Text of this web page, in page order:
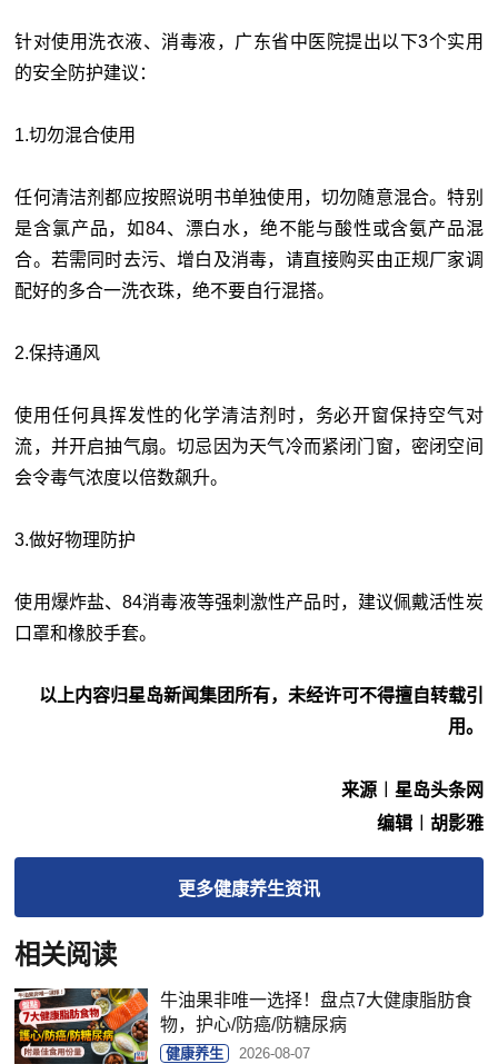
针对使用洗衣液、消毒液，广东省中医院提出以下3个实用
的安全防护建议：
1.切勿混合使用
任何清洁剂都应按照说明书单独使用，切勿随意混合。特别
是含氯产品，如84、漂白水，绝不能与酸性或含氨产品混
合。若需同时去污、增白及消毒，请直接购买由正规厂家调
配好的多合一洗衣珠，绝不要自行混搭。
2.保持通风
使用任何具挥发性的化学清洁剂时，务必开窗保持空气对
流，并开启抽气扇。切忌因为天气冷而紧闭门窗，密闭空间
会令毒气浓度以倍数飙升。
3.做好物理防护
使用爆炸盐、84消毒液等强刺激性产品时，建议佩戴活性炭
口罩和橡胶手套。
以上内容归星岛新闻集团所有，未经许可不得擅自转载引
用。
来源︱星岛头条网
编辑︱胡影雅
更多健康养生资讯
相关阅读
牛油果非唯一选择！盘点7大健康脂肪食
物，护心/防癌/防糖尿病
健康养生 2026-08-07